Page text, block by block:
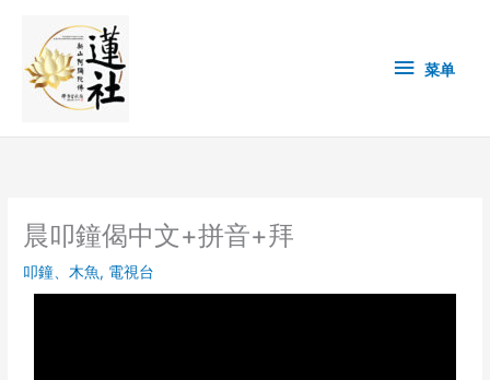
content
单 菜单
晨叩鐘偈中文+拼音+拜
叩鐘、木魚, 電視台